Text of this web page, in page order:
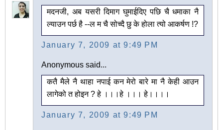
मदनजी, अब यसरी दिमाग घुमाईदिए पछि चै धमाका नै
ल्याउन पर्छ है --ल म चै सोच्दै छु के होला त्यो आकर्षण !?
January 7, 2009 at 9:49 PM
Anonymous said...
कतै मैले नै थाहा नपाई कन मेरो बारे मा नै केही आउन
लागेको त होइन ? हे ।।।हे ।।। हे।।।।
January 7, 2009 at 9:49 PM